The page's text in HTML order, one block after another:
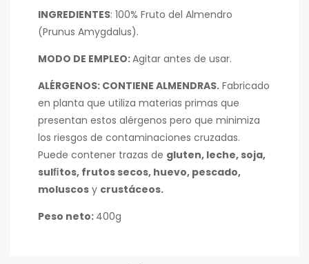
INGREDIENTES: 100% Fruto del Almendro
(Prunus Amygdalus).
MODO DE EMPLEO:Agitar antes de usar.
ALÉRGENOS: CONTIENE ALMENDRAS. Fabricado
en planta que utiliza materias primas que
presentan estos alérgenos pero que minimiza
los riesgos de contaminaciones cruzadas.
Puede contener trazas de gluten, leche, soja,
sulﬁtos, frutos secos, huevo, pescado,
moluscos y crustáceos.
Peso neto: 400g